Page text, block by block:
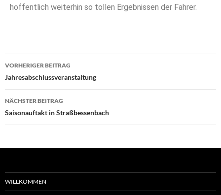
hoffentlich weiterhin so tollen Ergebnissen der Fahrer.
VORHERIGER BEITRAG
Jahresabschlussveranstaltung
NÄCHSTER BEITRAG
Saisonauftakt in Straßbessenbach
WILLKOMMEN